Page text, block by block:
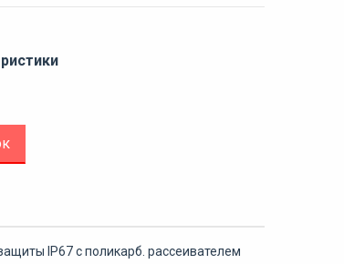
IP67 с поликарб. рассеивателем